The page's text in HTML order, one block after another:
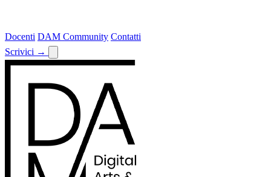
Docenti DAM Community Contatti
Scrivici →